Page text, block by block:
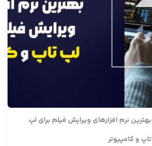
بهترین نرم افزارهای ویرایش فیلم برای لپ
تاپ و کامپیوتر